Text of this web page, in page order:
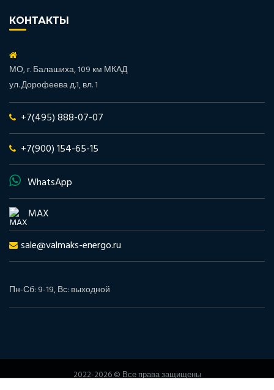
КОНТАКТЫ
МО, г. Балашиха, 109 км МКАД
ул. Дорофеева д.1, вл. 1
+7(495) 888-07-07
+7(900) 154-65-15
WhatsApp
MAX
sale@valmaks-energo.ru
Пн-Сб: 9-19, Вс: выходной
2022-2026 © Все права защищены